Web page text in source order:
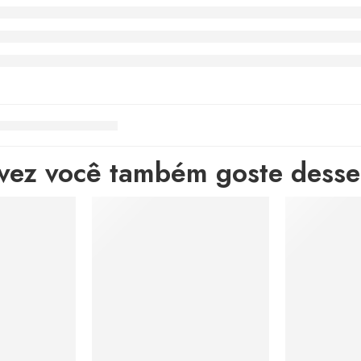
você também goste